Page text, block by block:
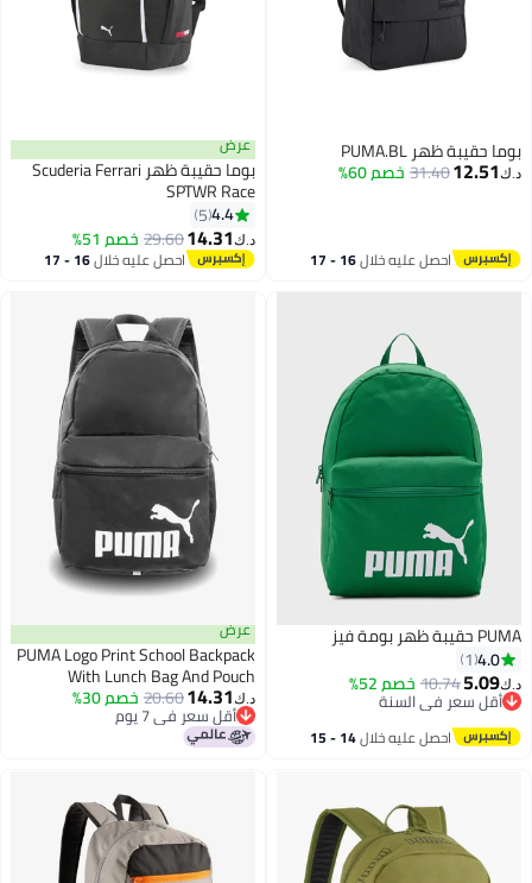
بوما حقيبة ظهر PUMA.BL
د.ك‏12.51
31.40خصم 60%
احصل عليه خلال 16 - 17
اغسطس
عرض
بوما حقيبة ظهر Scuderia Ferrari
SPTWR Race
4.4
5
د.ك‏14.31
29.60خصم 51%
احصل عليه خلال 16 - 17
اغسطس
PUMA حقيبة ظهر بومة فيز
4.0
1
د.ك‏5.09
10.74خصم 52%
أقل سعر في السنة
أقل سعر في السنة
احصل عليه خلال 14 - 15
عرض
PUMA Logo Print School Backpack
With Lunch Bag And Pouch
د.ك‏14.31
20.60خصم 30%
أقل سعر في 7 يوم
أقل سعر في 7 يوم